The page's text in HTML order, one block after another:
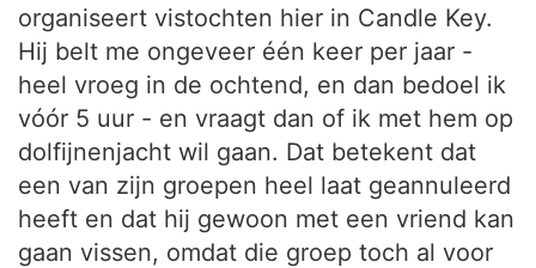
organiseert vistochten hier in Candle Key.
Hij belt me ongeveer één keer per jaar -
heel vroeg in de ochtend, en dan bedoel ik
vóór 5 uur - en vraagt dan of ik met hem op
dolfijnenjacht wil gaan. Dat betekent dat
een van zijn groepen heel laat geannuleerd
heeft en dat hij gewoon met een vriend kan
gaan vissen, omdat die groep toch al voor